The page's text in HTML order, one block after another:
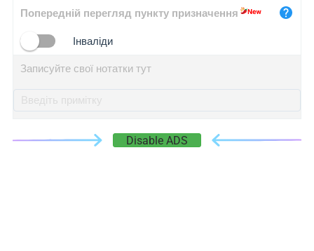
Попередній перегляд пункту призначення
Інваліди
Записуйте свої нотатки тут
Disable ADS